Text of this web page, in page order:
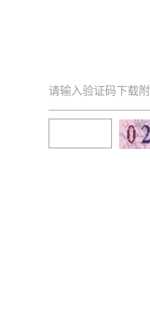
请输入验证码下载